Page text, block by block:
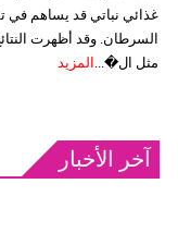
غذائي نباتي قد يساهم في
السرطان. وقد أظهرت
مثل ال�...
المزيد
آخر الأخبار